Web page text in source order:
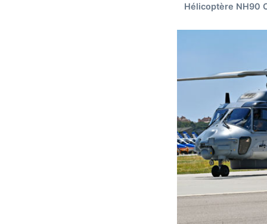
Hélicoptère NH90